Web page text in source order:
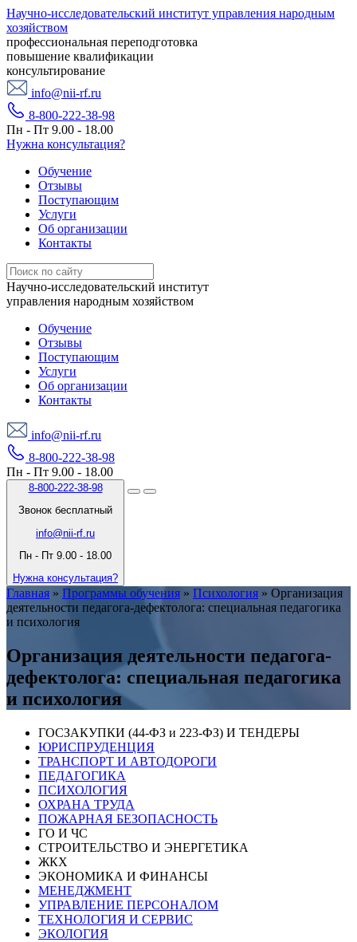
Научно-исследовательский институт управления народным
хозяйством
профессиональная переподготовка
повышение квалификации
консультирование
info@nii-rf.ru
8-800-222-38-98
Пн - Пт 9.00 - 18.00
Нужна консультация?
Обучение
Отзывы
Поступающим
Услуги
Об организации
Контакты
Научно-исследовательский институт
управления народным хозяйством
Обучение
Отзывы
Поступающим
Услуги
Об организации
Контакты
info@nii-rf.ru
8-800-222-38-98
Пн - Пт 9.00 - 18.00
8-800-222-38-98
Звонок бесплатный
info@nii-rf.ru
Пн - Пт 9.00 - 18.00
Нужна консультация?
Главная » Программы обучения » Психология » Организация
деятельности педагога-дефектолога: специальная педагогика
и психология
Организация деятельности педагога-
дефектолога: специальная педагогика
и психология
ГОСЗАКУПКИ (44-ФЗ и 223-ФЗ) И ТЕНДЕРЫ
ЮРИСПРУДЕНЦИЯ
ТРАНСПОРТ И АВТОДОРОГИ
ПЕДАГОГИКА
ПСИХОЛОГИЯ
ОХРАНА ТРУДА
ПОЖАРНАЯ БЕЗОПАСНОСТЬ
ГО И ЧС
СТРОИТЕЛЬСТВО И ЭНЕРГЕТИКА
ЖКХ
ЭКОНОМИКА И ФИНАНСЫ
МЕНЕДЖМЕНТ
УПРАВЛЕНИЕ ПЕРСОНАЛОМ
ТЕХНОЛОГИЯ И СЕРВИС
ЭКОЛОГИЯ